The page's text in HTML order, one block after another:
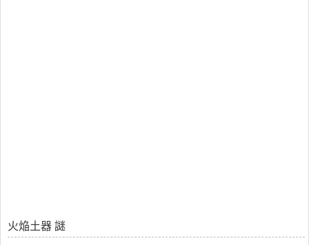
火焔土器 謎